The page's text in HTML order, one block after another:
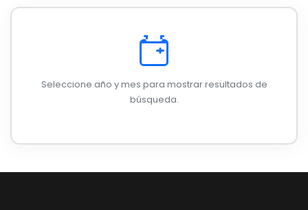
Plan Operativo Anual - POA
Convenios Institucionales
PRESUPUESTO: EJECUCIÓN Y REPORTES
Procesos de contratación
Ejecución Presupuestaria
Seleccione año y mes para mostrar resultados de
búsqueda.